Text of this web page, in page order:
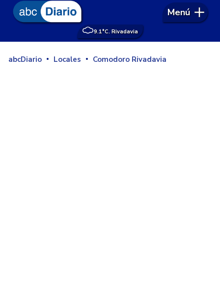
9.1°C. Rivadavia
Menú
abcDiario Locales Comodoro Rivadavia